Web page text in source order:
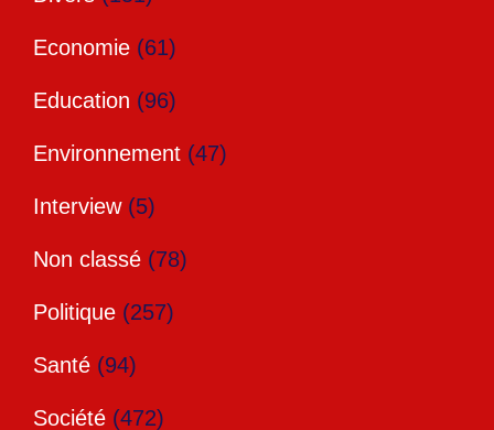
Economie (61)
Education (96)
Environnement (47)
Interview(5)
Non classé (78)
Politique (257)
Santé (94)
Société (472)